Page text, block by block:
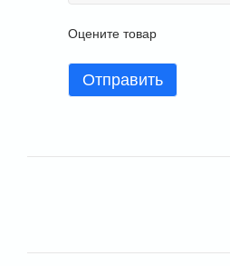
Оцените товар
Отправить